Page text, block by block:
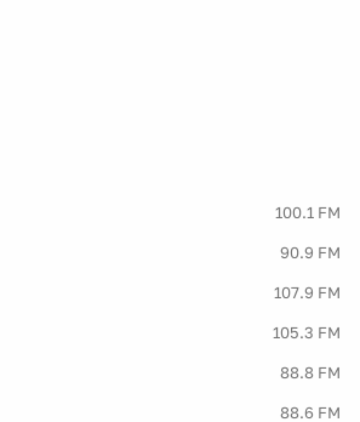
100.1 FM
90.9 FM
107.9 FM
105.3 FM
88.8 FM
88.6 FM